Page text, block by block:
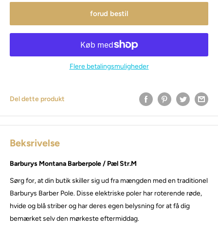
forud bestil
Flere betalingsmuligheder
Del dette produkt
Beksrivelse
Barburys Montana Barberpole / Pæl Str.M
Sørg for, at din butik skiller sig ud fra mængden med en traditionel
Barburys Barber Pole. Disse elektriske poler har roterende røde,
hvide og blå striber og har deres egen belysning for at få dig
bemærket selv den mørkeste eftermiddag.